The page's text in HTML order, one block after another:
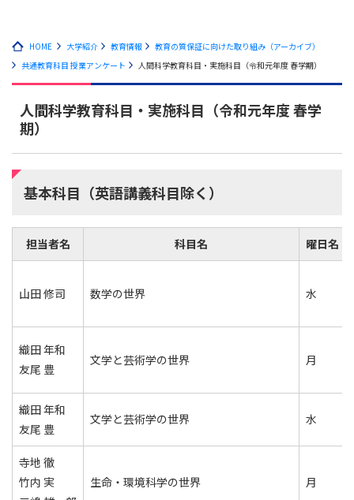
HOME 大学紹介 教育情報
教育の質保証に向けた取り組み（アーカイブ）
共通教育科目 授業アンケート
人間科学教育科目・実施科目（令和元年度 春学期）
人間科学教育科目・実施科目（令和元年度 春学
期）
基本科目（英語講義科目除く）
担当者名 科目名 曜日名
山田 修司 数学の世界 水
織田 年和
友尾 豊
文学と芸術学の世界 月
織田 年和
友尾 豊
文学と芸術学の世界 水
寺地 徹
竹内 実
生命・環境科学の世界 月